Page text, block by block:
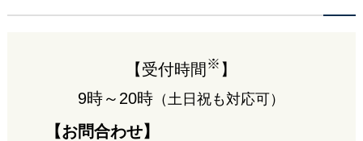
※テレビ会議・電話面談をご希望のお客様で、
無料面談ご希望日時
※ 当日及び翌日のご予約の場合や、選択項目に無い日時
ださい。
お問い合わせ種類
取材やセミナー講師のご依頼
業務提携のご提案
広告宣伝企画等のご提案
【受付時間 ※ 】
9時～20時 （土日祝も対応可）
【お問合わせ】